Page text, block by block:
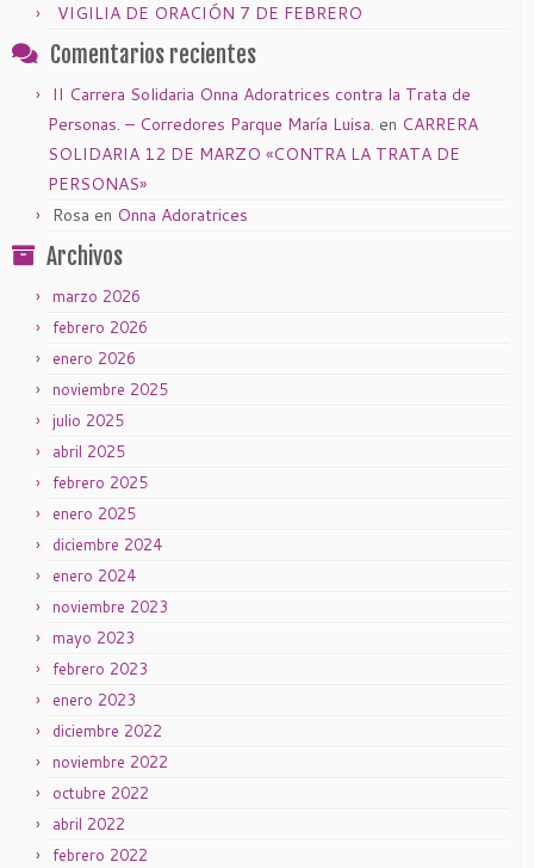
VIGILIA DE ORACIÓN 7 DE FEBRERO
Comentarios recientes
II Carrera Solidaria Onna Adoratrices contra la Trata de
Personas. – Corredores Parque María Luisa. en CARRERA
SOLIDARIA 12 DE MARZO «CONTRA LA TRATA DE
PERSONAS»
Rosa en Onna Adoratrices
Archivos
marzo 2026
febrero 2026
enero 2026
noviembre 2025
julio 2025
abril 2025
febrero 2025
enero 2025
diciembre 2024
enero 2024
noviembre 2023
mayo 2023
febrero 2023
enero 2023
diciembre 2022
noviembre 2022
octubre 2022
abril 2022
febrero 2022